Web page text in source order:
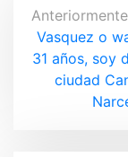
N
a
Vasquez o
31 años, soy
ciudad